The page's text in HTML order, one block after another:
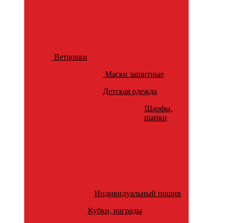
Ветровки
Маски защитные
Детская одежда
Шарфы,
шапки
Индивидуальный пошив
Кубки, награды